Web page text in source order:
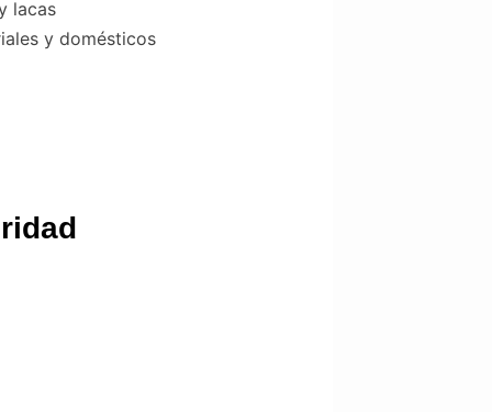
lacas
y domésticos